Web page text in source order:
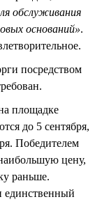
обслуживания
оснований».
посредством
площадке
до 5 сентября,
Победителем
цену,
раньше.
единственный